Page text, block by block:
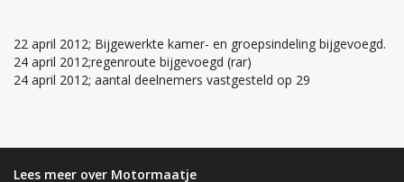
22 april 2012; Bijgewerkte kamer- en groepsindeling bijgevoegd.
24 april 2012;regenroute bijgevoegd (rar)
24 april 2012; aantal deelnemers vastgesteld op 29
Lees meer over Motormaatje